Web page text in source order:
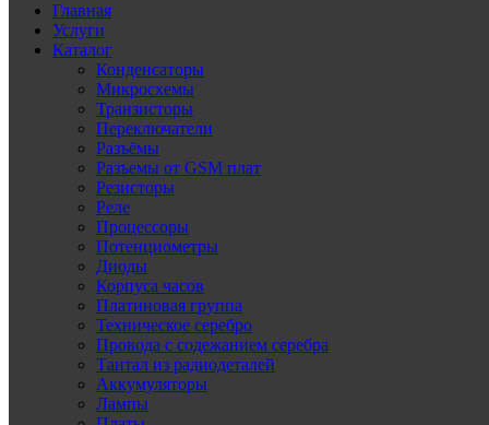
Главная
Услуги
Каталог
Конденсаторы
Микросхемы
Транзисторы
Переключатели
Разъёмы
Разъемы от GSM плат
Резисторы
Реле
Процессоры
Потенциометры
Диоды
Корпуса часов
Платиновая группа
Техническое серебро
Провода с содежанием серебра
Тантал из радиодеталей
Аккумуляторы
Лампы